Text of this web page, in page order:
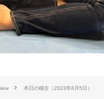
本日の稽古（2023年8月5日）